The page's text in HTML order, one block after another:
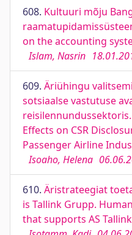
608. Kultuuri mõju
on the accounting
Islam, Nasrin
609. Äriühingu
sotsiaalse vastutuse
Effects on CSR
Passenger Airline
Isoaho, Helena
610. Äristrateegiat
is Tallink Grupp.
that supports AS